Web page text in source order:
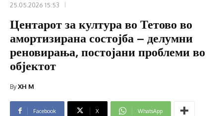
25.05.2026 15:53
Центарот за култура во Тетово во
амортизирана состојба – делумни
реновирања, постојани проблеми во
објектот
ByXH M
Facebook X WhatsApp